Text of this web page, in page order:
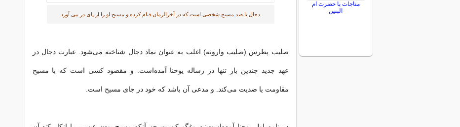
دجال یا ضد مسیح شخصی است که در آخرالزمان قیام کرده و مسیح او را از پای در می آورد
صلیب پطرس (صلیب وارونه) اغلب به عنوان نماد دجال شناخته می‌شود. عبارت دجال در
عهد جدید چندین بار تنها در رساله یوحنا آمده‌است. و مقصود کسی است که با مسیح
مقاومت یا ضدیت می‌کند. و مدعی آن باشد که خود در جای مسیح است.
مناجات با حضرت ام
البنین